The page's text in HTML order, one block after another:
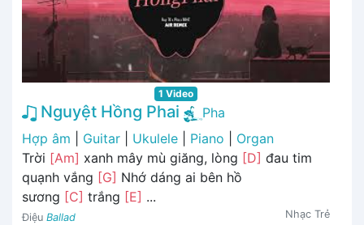
1 Video
Nguyệt Hồng Phai
Pha
Hợp âm
Guitar Ukulele Piano
Organ
Trời [Am] xanh mây mù giăng, lòng [D] đau tim
quạnh vắng [G] Nhớ dáng ai bên hồ
sương [C] trắng [E] ...
Điệu Ballad Nhạc Trẻ